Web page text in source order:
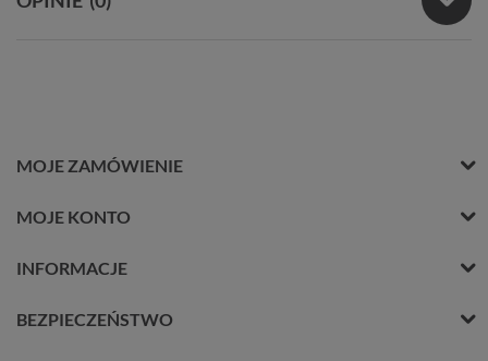
MOJE ZAMÓWIENIE
MOJE KONTO
INFORMACJE
BEZPIECZEŃSTWO